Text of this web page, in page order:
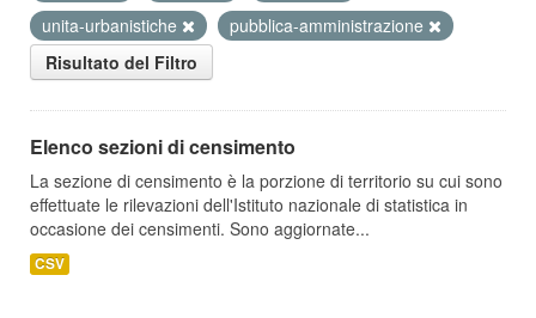
unita-urbanistiche
pubblica-amministrazione
Risultato del Filtro
Elenco sezioni di censimento
La sezione di censimento è la porzione di territorio su cui sono
effettuate le rilevazioni dell'Istituto nazionale di statistica in
occasione dei censimenti. Sono aggiornate...
CSV